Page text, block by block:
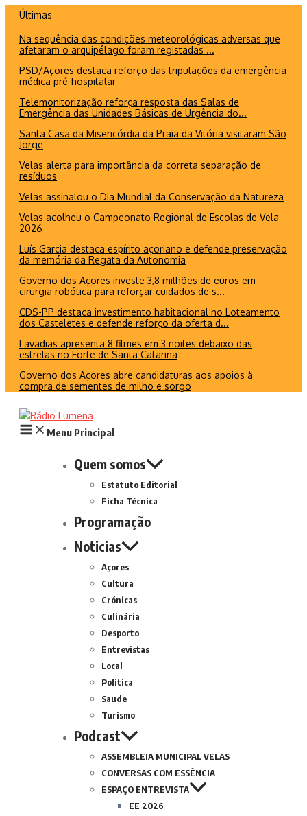
conteúdo
Últimas
Na sequência das condições meteorológicas adversas que
afetaram o arquipélago foram registadas ...
PSD/Açores destaca reforço das tripulações da emergência
médica pré-hospitalar
Telemonitorização reforça resposta das Salas de
Emergência das Unidades Básicas de Urgência do...
Santa Casa da Misericórdia da Praia da Vitória visitaram São
Jorge
Velas alerta para importância da correta separação de
resíduos
Velas assinalou o Dia Mundial da Conservação da Natureza
Velas acolheu o Campeonato Regional de Escolas de Vela
2026
Luís Garcia destaca espírito açoriano e defende preservação
da memória da Regata da Autonomia
Governo dos Açores investe 3,8 milhões de euros em
cirurgia robótica para reforçar cuidados de s...
CDS-PP destaca investimento habitacional no Loteamento
dos Casteletes e defende reforço da oferta d...
Lavadias apresenta 8 filmes em 3 noites debaixo das
estrelas no Forte de Santa Catarina
Governo dos Açores abre candidaturas aos apoios à
compra de sementes de milho e sorgo
Menu Principal
Quem somos
Estatuto Editorial
Ficha Técnica
Programação
Noticias
Açores
Cultura
Crónicas
Culinária
Desporto
Entrevistas
Local
Politica
Saude
Turismo
Podcast
ASSEMBLEIA MUNICIPAL VELAS
CONVERSAS COM ESSÊNCIA
ESPAÇO ENTREVISTA
EE 2026